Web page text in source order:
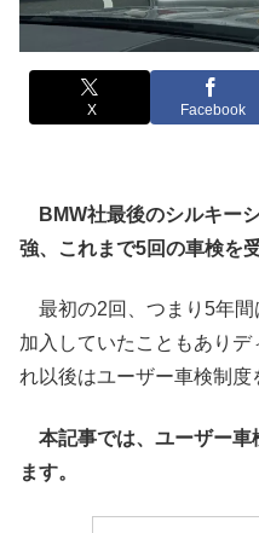
X Facebook
BMW社最後のシルキー
強、これまで5回の車検を
最初の2回、つまり5年間
加入していたこともあり
れ以後はユーザー車検制度
本記事では、ユーザー車
ます。